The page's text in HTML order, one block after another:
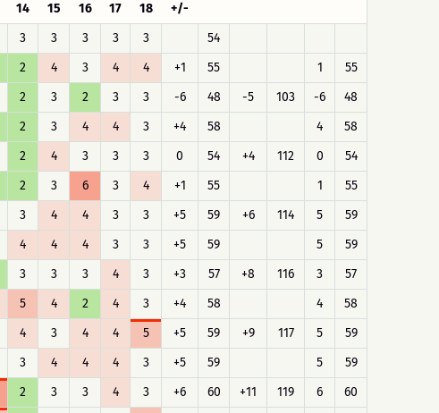
14 15 16 17 18
+/-
3 3 3 3 3
54
2 4 3 4 4 +1 55 1
55
2 3 2 3 3 -6 48 -5 103 -6
48
2 3 4 4 3 +4 58 4
58
2 4 3 3 3 0 54 +4 112 0
54
2 3 6 3 4 +1 55 1
55
3 4 4 3 3 +5 59 +6 114 5
59
4 4 4 3 3 +5 59 5
59
3 3 3 4 3 +3 57 +8 116 3
57
5 4 2 4 3 +4 58 4
58
4 3 4 4 5 +5 59 +9 117 5
59
3 4 4 4 3 +5 59 5
59
2 3 3 4 3 +6 60 +11 119 6
60